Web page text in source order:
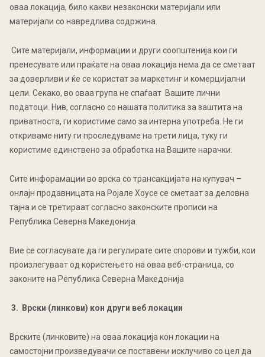
оваа локација, било какви незаконски материјали или
материјали со навредлива содржина.
Сите материјали, информации и други соопштенија кои ги
пренесувате или праќате на оваа локација нема да се сметаат
за доверливи и ќе се користат за маркетинг и комерцијални
цели. Секако, во оваа група не спаѓаат Вашите лични
податоци. Нив, согласно со нашата политика за заштита на
приватноста, ги користиме само за интерна употреба. Не ги
откриваме ниту ги проследуваме на трети лица, туку ги
користиме единствено за обработка на Вашите нарачки.
Сите инфорамации во врска со трансакцијата на купувач –
онлајн продавницата на Ројалe Хоусе се сметаат за деловна
тајна и се третираат согласно законските прописи на
Република Северна Македонија.
Вие се согласувате да ги регулирате сите спорови и тужби, кои
произлегуваат од користењето на оваа веб-страница, со
законите на Република Северна Македонија
3. Врски (линкови) кон други веб локации
Врските (линковите) на оваа локација кон локации на
самостојни произведувачи се поставени исклучиво со цел да